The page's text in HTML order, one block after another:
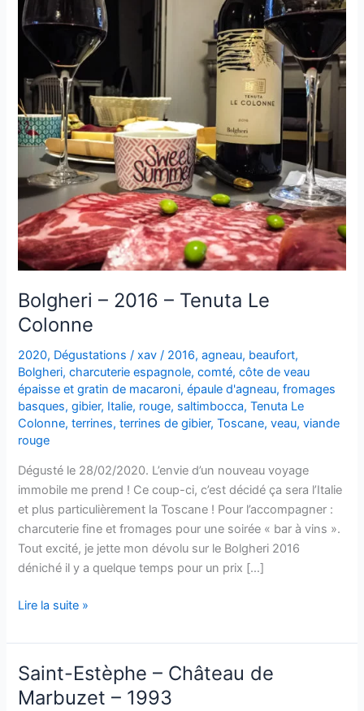
Bolgheri – 2016 – Tenuta Le
Colonne
2020, Dégustations /xav/ 2016,agneau, beaufort,
Bolgheri,charcuterie espagnole,comté,côte de veau
épaisse et gratin de macaroni,épaule d'agneau,fromages
basques,gibier, Italie, rouge, saltimbocca,Tenuta Le
Colonne,terrines,terrines de gibier,Toscane,veau,viande
rouge
Dégusté le 28/02/2020. L’envie d’un nouveau voyage
immobile me prend ! Ce coup-ci, c’est décidé ça sera l’Italie
et plus particulièrement la Toscane ! Pour l’accompagner :
charcuterie fine et fromages pour une soirée « bar à vins ».
Tout excité, je jette mon dévolu sur le Bolgheri 2016
déniché il y a quelque temps pour un prix […]
Bolgheri
2016
–
Tenuta
Le
Lire la suite »
Saint-Estèphe – Château de
Marbuzet – 1993